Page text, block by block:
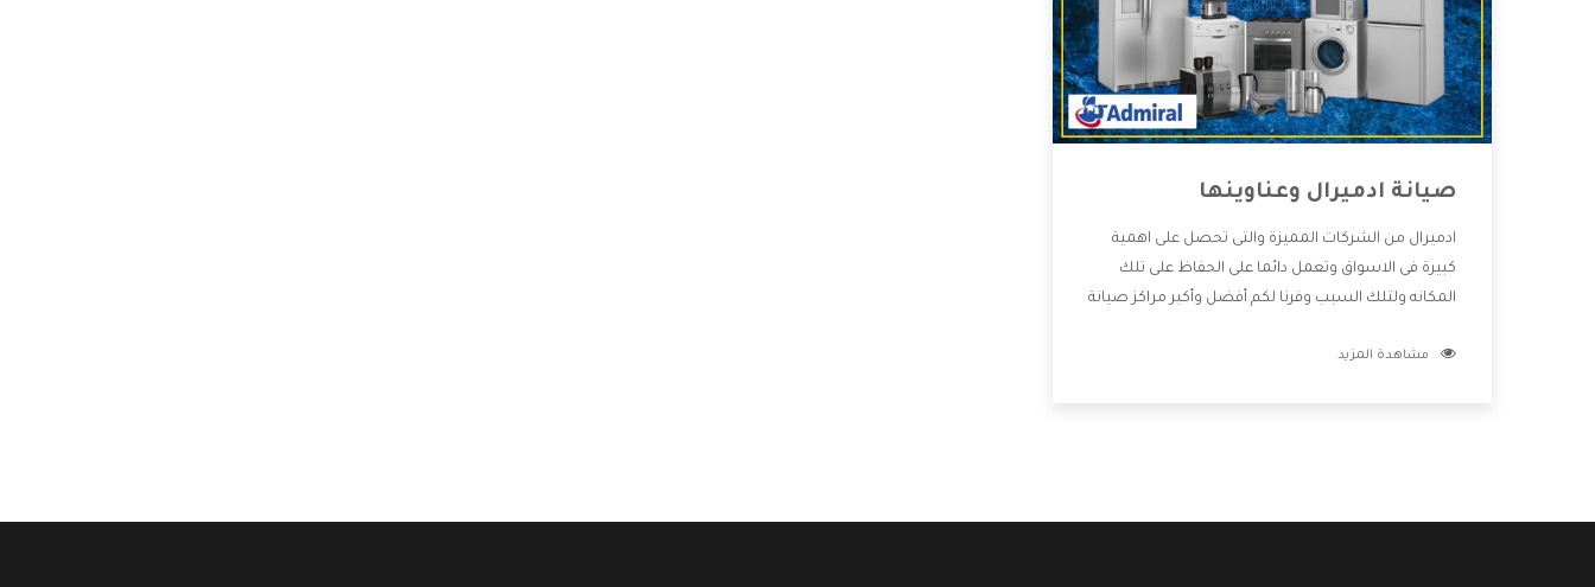
صيانة ادميرال وعناوينها
ادميرال من الشركات المميزة والتى تحصل على اهمية
كبيرة فى الاسواق وتعمل دائما على الحفاظ على تلك
المكانه ولتلك السبب وفرنا لكم أفضل وأكبر مراكز صيانة
ويستطيع القيام بتصليح جميع المنتجات دون اى ازعاج
مشاهدة المزيد